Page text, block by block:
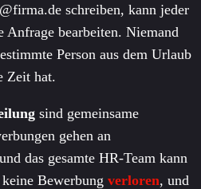
schreiben, kann jeder
bearbeiten. Niemand
Person aus dem Urlaub
Zeit hat.
sind gemeinsame
gehen an
das gesamte HR-Team kann
Bewerbung verloren, und